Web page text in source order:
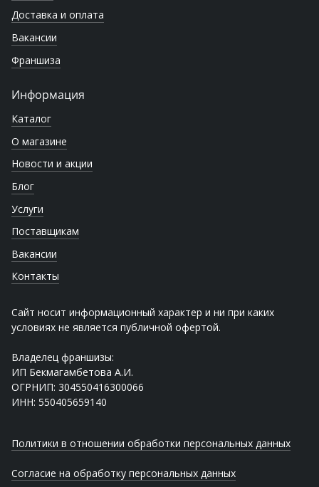
Доставка и оплата
Вакансии
Франшиза
Информация
Каталог
О магазине
Новости и акции
Блог
Услуги
Поставщикам
Вакансии
Контакты
Сайт носит информационный характер и ни при каких
условиях не является публичной офертой.
Владелец франшизы:
ИП Бекмагамбетова А.И.
ОГРНИП: 304550416300066
ИНН: 550405659140
Политики в отношении обработки персональных данных
Согласие на обработку персональных данных